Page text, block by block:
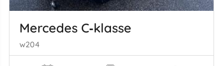
Mercedes C‑klasse
w204